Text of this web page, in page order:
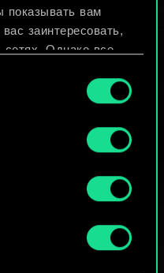
показывать вам
заинтересовать,
Однако все
о том, как мы
и изменить
колоды